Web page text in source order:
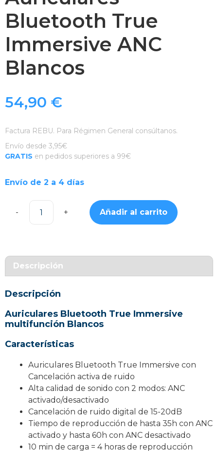
Bluetooth True
Immersive ANC
Blancos
54,90 €
Factura REBU. Para Régimen General consúltanos.
Envío desde 3,95€
GRATIS en pedidos superiores a 99€
Envío de 2 a 4 días
Auriculares
Blancos
Añadir al carrito
Descripción
Descripción
Auriculares Bluetooth True Immersive
multifunción Blancos
Características
Auriculares Bluetooth True Immersive con
Cancelación activa de ruido
Alta calidad de sonido con 2 modos: ANC
activado/desactivado
Cancelación de ruido digital de 15-20dB
Tiempo de reproducción de hasta 35h con ANC
activado y hasta 60h con ANC desactivado
10 min de carga = 4 horas de reproducción